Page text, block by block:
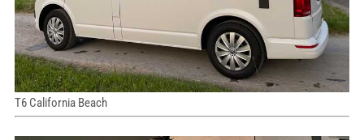
T6 California Beach